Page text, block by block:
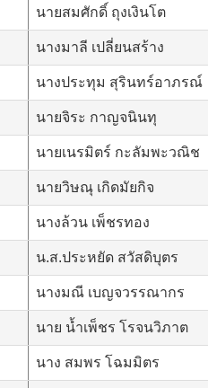
นายสมศักดิ์ ถุงเงินโต
นางมาลี เปลี่ยนสร้าง
นางประทุม สุรินทร์อาภรณ์
นายจิระ กาญจนินทุ
นายเนรมิตร์ กะลัมพะวณิช
นายวิษณุ เกิดมัยกิจ
นางล้วน เพ็ชรทอง
น.ส.ประหยัด สวัสดิบุตร
นางมณี เบญจวรรณากร
นาย น้ำเพ็ชร โรจนวิภาต
นาง สมพร โฉมมิตร